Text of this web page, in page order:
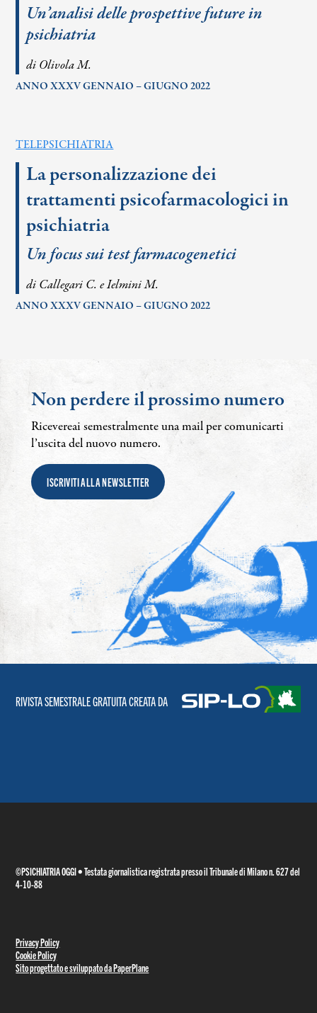
RIVISTA SEMESTRALE GRATUITA CREATA DA
Un’analisi delle prospettive future in
psichiatria
di Olivola M.
ANNO XXXV GENNAIO – GIUGNO 2022
TELEPSICHIATRIA
La personalizzazione dei
trattamenti psicofarmacologici in
psichiatria
Un focus sui test farmacogenetici
di Callegari C. e Ielmini M.
ANNO XXXV GENNAIO – GIUGNO 2022
Non perdere il prossimo numero
Ricevereai semestralmente una mail per comunicarti
l’uscita del nuovo numero.
ISCRIVITI ALLA NEWSLETTER
RIVISTA SEMESTRALE GRATUITA CREATA DA
©PSICHIATRIA OGGI • Testata giornalistica registrata presso il Tribunale di Milano n. 627 del
4-10-88
Privacy Policy
Cookie Policy
Sito progettato e sviluppato da PaperPlane